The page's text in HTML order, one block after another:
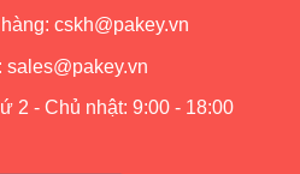
bề mặt được tráng một lớp sợi
cskh@pakey.vn
sales@pakey.vn
2 - Chủ nhật: 9:00 - 18:00